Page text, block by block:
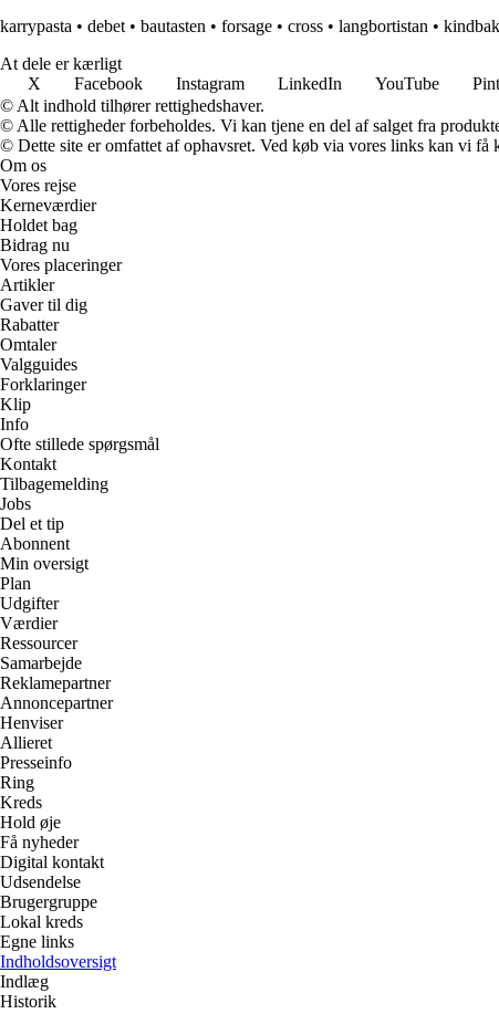
karrypasta • debet • bautasten • forsage • cross • langbortistan •
At dele er kærligt
X
Facebook Instagram LinkedIn YouTube
© Alt indhold tilhører rettighedshaver.
© Alle rettigheder forbeholdes. Vi kan tjene en del af salget fra
© Dette site er omfattet af ophavsret. Ved køb via vores links kan vi
Om os
Vores rejse
Kerneværdier
Holdet bag
Bidrag nu
Vores placeringer
Artikler
Gaver til dig
Rabatter
Omtaler
Valgguides
Forklaringer
Klip
Info
Ofte stillede spørgsmål
Kontakt
Tilbagemelding
Jobs
Del et tip
Abonnent
Min oversigt
Plan
Udgifter
Værdier
Ressourcer
Samarbejde
Reklamepartner
Annoncepartner
Henviser
Allieret
Presseinfo
Ring
Kreds
Hold øje
Få nyheder
Digital kontakt
Udsendelse
Brugergruppe
Lokal kreds
Egne links
Indholdsoversigt
Indlæg
Historik